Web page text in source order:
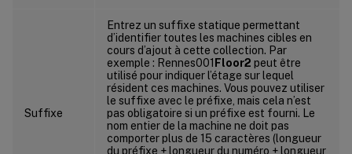
Suffixe
Entrez un suffixe statique permettant
d’identifier toutes les machines cibles en
cours d’ajout à cette collection. Par
exemple : Rennes001 Floor2 peut être
utilisé pour indiquer l’étage sur lequel
résident ces machines. Vous pouvez utiliser
le suffixe avec le préfixe, mais cela n’est
pas obligatoire si un préfixe est fourni. Le
nom entier de la machine ne doit pas
comporter plus de 15 caractères (longueur
du préfixe + longueur du numéro + longueur